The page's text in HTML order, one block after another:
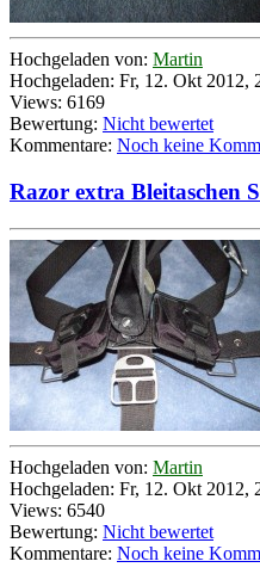
Hochgeladen von: Martin
Hochgeladen: Fr, 12. Okt 2012,
Views: 6169
Bewertung: Nicht bewertet
Kommentare: Noch keine
Razor extra Bleitaschen
Hochgeladen von: Martin
Hochgeladen: Fr, 12. Okt 2012,
Views: 6540
Bewertung: Nicht bewertet
Kommentare: Noch keine